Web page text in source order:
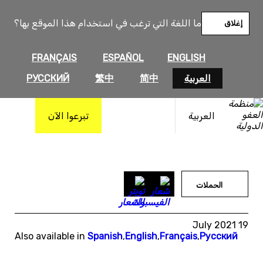
ما اللغة التي ترغب في استخدام هذا الموقع بها؟
ENGLISH
ESPAÑOL
FRANÇAIS
العربية
简中
繁中
РУССКИЙ
إغلاق
العربية تبرعوا الآن
المحتوى
الحملات
19 July 2021
Also available in Spanish,English,Français,Русский